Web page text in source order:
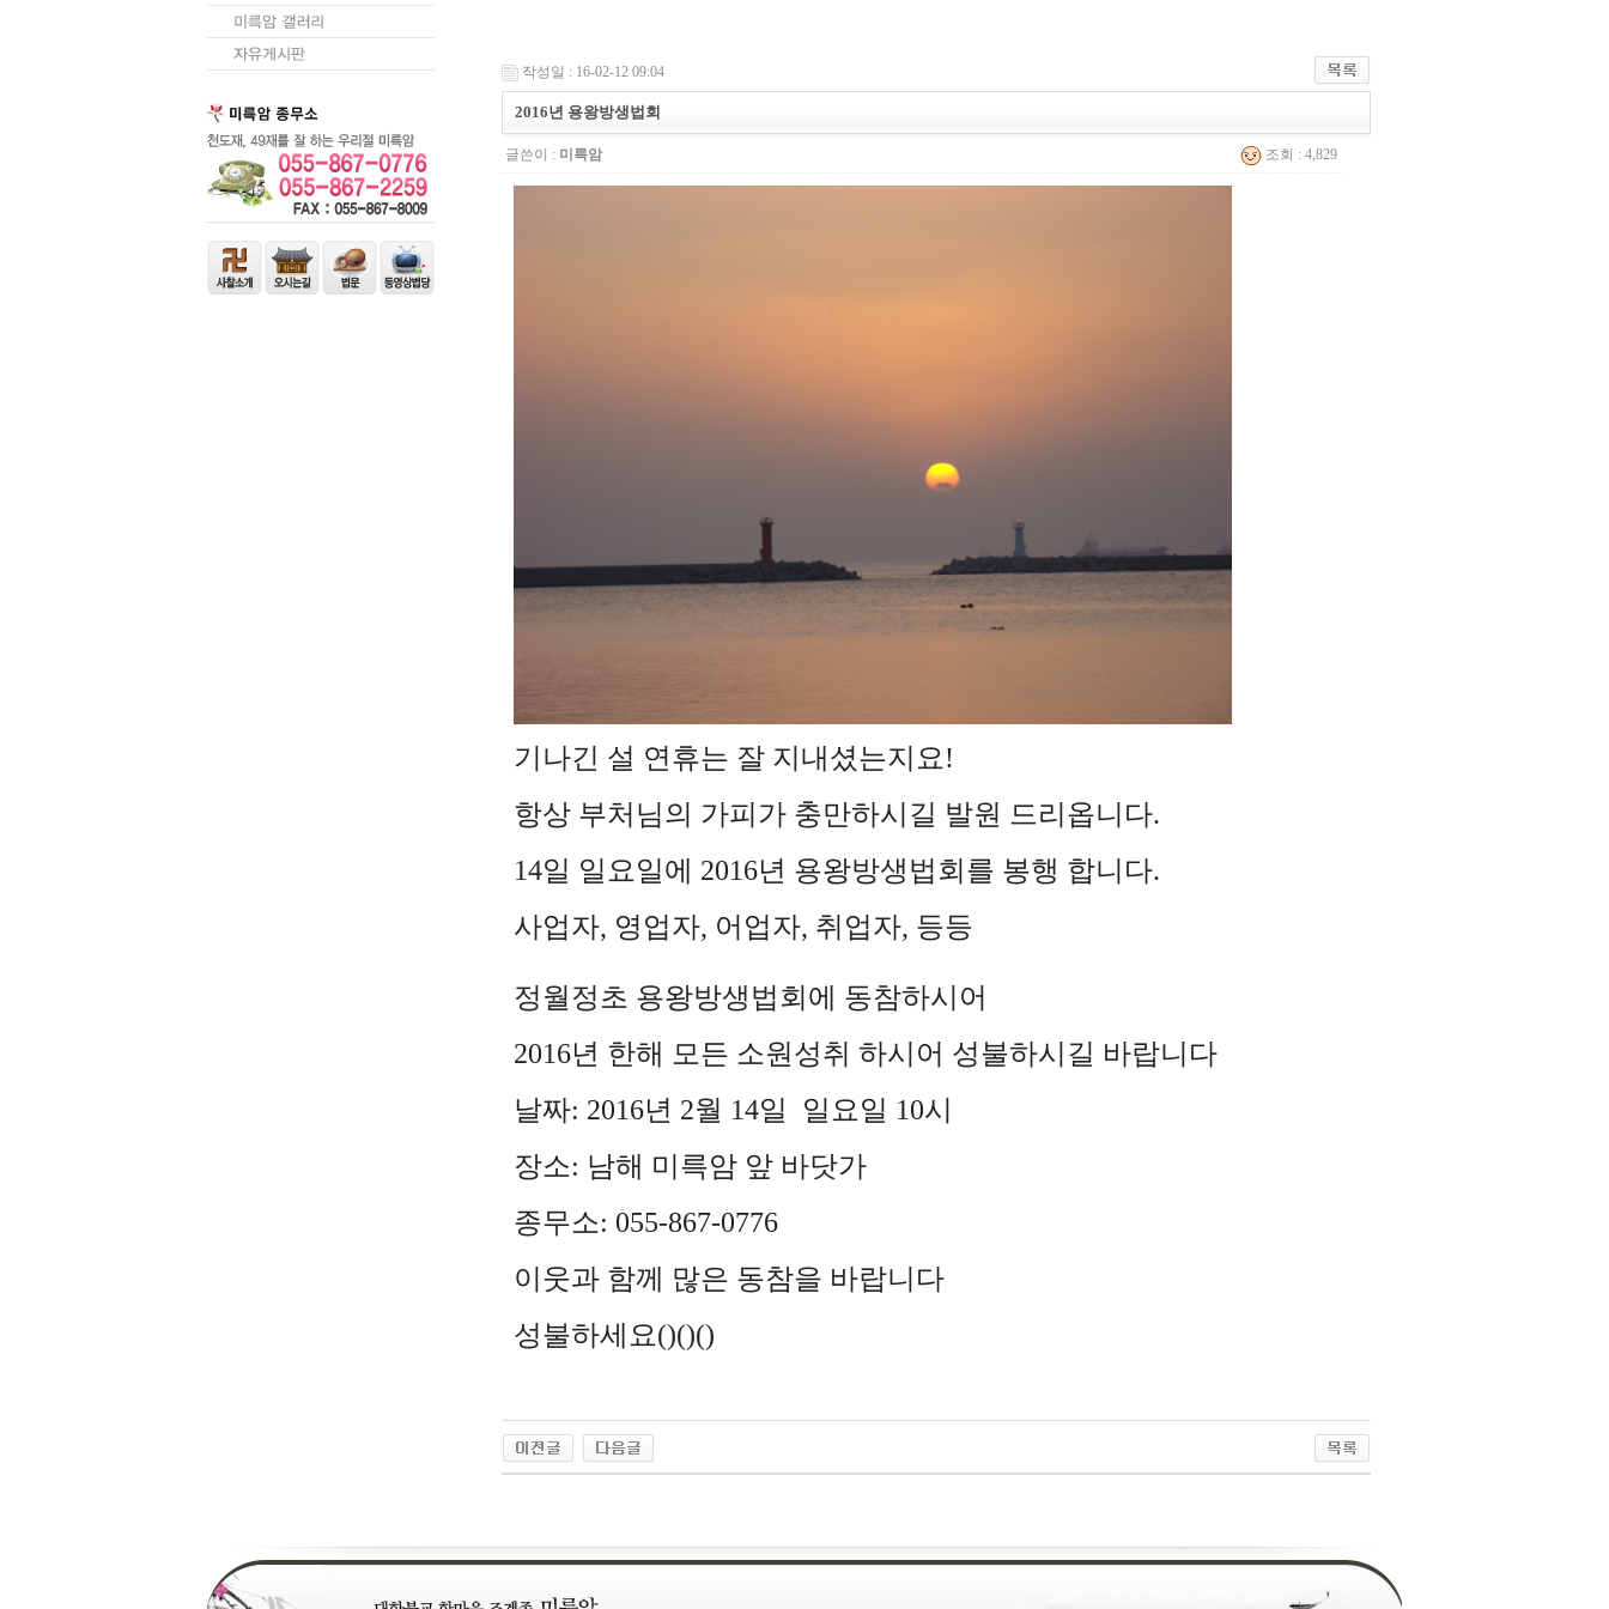
작성일 : 16-02-12 09:04
2016년 용왕방생법회
글쓴이 : 미륵암 조회 : 4,829
기나긴 설 연휴는 잘 지내셨는지요!
항상 부처님의 가피가 충만하시길 발원 드리옵니다.
14일 일요일에 2016년 용왕방생법회를 봉행 합니다.
사업자, 영업자, 어업자, 취업자, 등등
정월정초 용왕방생법회에 동참하시어
2016년 한해 모든 소원성취 하시어 성불하시길 바랍니다
날짜: 2016년 2월 14일 일요일 10시
장소: 남해 미륵암 앞 바닷가
종무소: 055-867-0776
이웃과 함께 많은 동참을 바랍니다
성불하세요()()()
24Parmacy
즐